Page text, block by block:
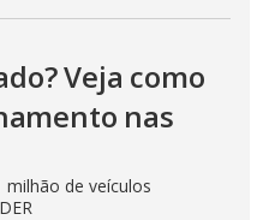
Veja como
nas
milhão de veículos